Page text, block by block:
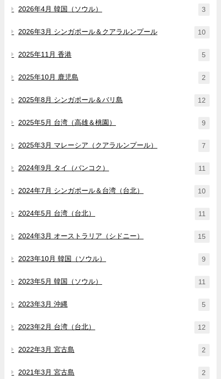
2026年4月 韓国（ソウル） 3
2026年3月 シンガポール＆クアラルンプール 10
2025年11月 香港 5
2025年10月 鹿児島 2
2025年8月 シンガポール＆バリ島 12
2025年5月 台湾（高雄＆桃園） 9
2025年3月 マレーシア（クアラルンプール） 7
2024年9月 タイ（バンコク） 11
2024年7月 シンガポール＆台湾（台北） 10
2024年5月 台湾（台北） 11
2024年3月 オーストラリア（シドニー） 15
2023年10月 韓国（ソウル） 9
2023年5月 韓国（ソウル） 11
2023年3月 沖縄 5
2023年2月 台湾（台北） 12
2022年3月 宮古島 2
2021年3月 宮古島 2